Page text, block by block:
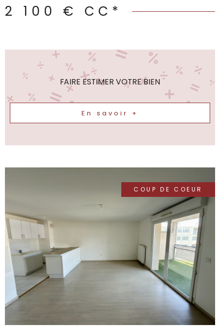
2 100 € CC*
FAIRE ESTIMER VOTRE BIEN
En savoir +
COUP DE COEUR